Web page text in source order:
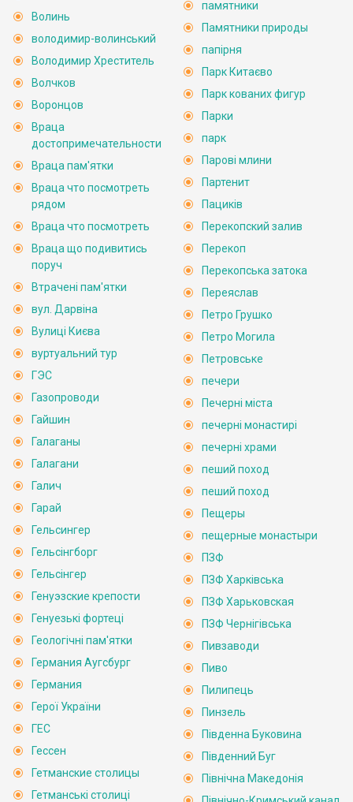
Волинь
володимир-волинський
Володимир Хреститель
Волчков
Воронцов
Враца
достопримечательности
Враца пам'ятки
Враца что посмотреть
рядом
Враца что посмотреть
Враца що подивитись
поруч
Втрачені пам'ятки
вул. Дарвіна
Вулиці Києва
вуртуальний тур
ГЭС
Газопроводи
Гайшин
Галаганы
Галагани
Галич
Гарай
Гельсингер
Гельсінгборг
Гельсінгер
Генуэзские крепости
Генуезькі фортеці
Геологічні пам'ятки
Германия Аугсбург
Германия
Герої України
ГЕС
Гессен
Гетманские столицы
Гетманські столиці
памятники
Памятники природы
папірня
Парк Китаєво
Парк кованих фигур
Парки
парк
Парові млини
Партенит
Пациків
Перекопский залив
Перекоп
Перекопська затока
Переяслав
Петро Грушко
Петро Могила
Петровське
печери
Печерні міста
печерні монастирі
печерні храми
пеший поход
пеший поход
Пещеры
пещерные монастыри
ПЗФ
ПЗФ Харківська
ПЗФ Харьковская
ПЗФ Чернігівська
Пивзаводи
Пиво
Пилипець
Пинзель
Південна Буковина
Південний Буг
Північна Македонія